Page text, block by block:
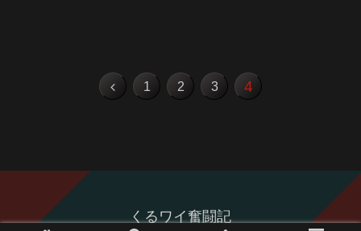
前
1 2 3 4
くるワイ奮闘記